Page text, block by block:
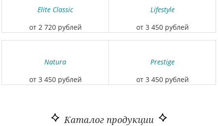
Elite Classic
от 2 720 рублей
Lifestyle
от 3 450 рублей
Natura
от 3 450 рублей
Prestige
от 3 450 рублей
Каталог продукции